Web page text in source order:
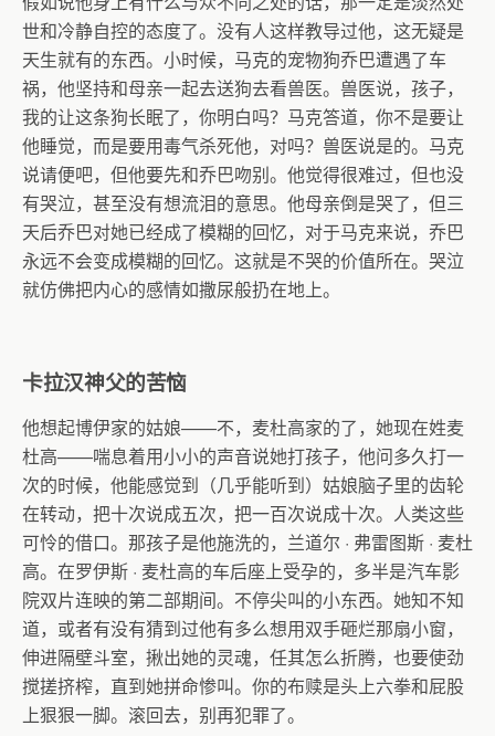
世和冷静自控的态度了。没有人这样教导过他，这无疑是
天生就有的东西。小时候，马克的宠物狗乔巴遭遇了车
祸，他坚持和母亲一起去送狗去看兽医。兽医说，孩子，
我的让这条狗长眠了，你明白吗？马克答道，你不是要让
他睡觉，而是要用毒气杀死他，对吗？兽医说是的。马克
说请便吧，但他要先和乔巴吻别。他觉得很难过，但也没
有哭泣，甚至没有想流泪的意思。他母亲倒是哭了，但三
天后乔巴对她已经成了模糊的回忆，对于马克来说，乔巴
永远不会变成模糊的回忆。这就是不哭的价值所在。哭泣
就仿佛把内心的感情如撒尿般扔在地上。
卡拉汉神父的苦恼
他想起博伊家的姑娘——不，麦杜高家的了，她现在姓麦
杜高——喘息着用小小的声音说她打孩子，他问多久打一
次的时候，他能感觉到（几乎能听到）姑娘脑子里的齿轮
在转动，把十次说成五次，把一百次说成十次。人类这些
可怜的借口。那孩子是他施洗的，兰道尔 · 弗雷图斯 · 麦杜
高。在罗伊斯 · 麦杜高的车后座上受孕的，多半是汽车影
院双片连映的第二部期间。不停尖叫的小东西。她知不知
道，或者有没有猜到过他有多么想用双手砸烂那扇小窗，
伸进隔壁斗室，揪出她的灵魂，任其怎么折腾，也要使劲
搅搓挤榨，直到她拼命惨叫。你的布赎是头上六拳和屁股
上狠狠一脚。滚回去，别再犯罪了。